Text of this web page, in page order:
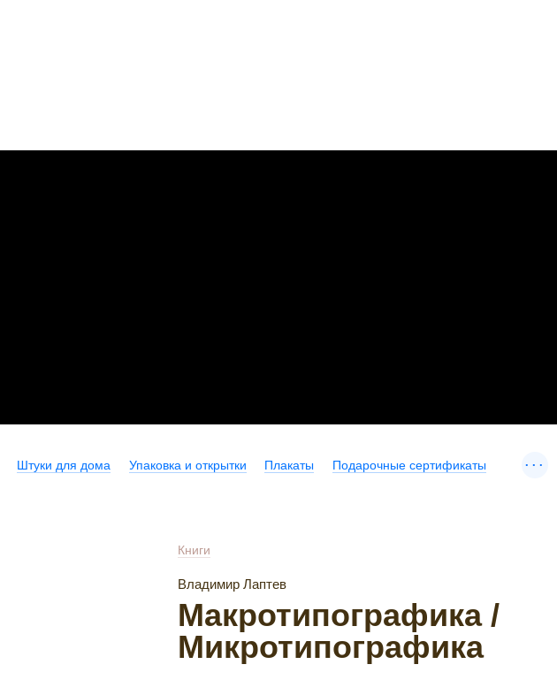
Штуки для дома Упаковка и открытки Плакаты Подарочные сертификаты ...
Книги
Владимир Лаптев
Макротипографика /
Микротипографика